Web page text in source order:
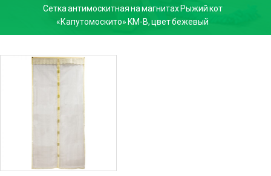
Сетка антимоскитная на магнитах Рыжий кот
«Капутомоскито» KM-B, цвет бежевый